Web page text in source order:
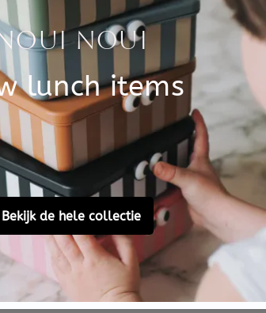
De
aan de
het
de
een
SKU
Brand
EAN
Material
Customer Reviews
Ask a question